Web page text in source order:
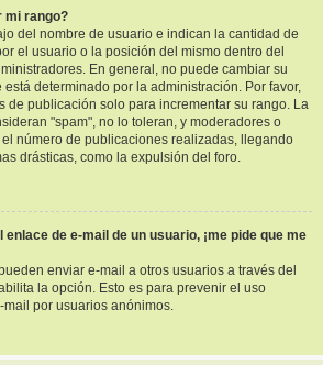
mi rango?
del nombre de usuario e indican la cantidad de
el usuario o la posición del mismo dentro del
En general, no puede cambiar su
determinado por la administración. Por favor,
de publicación solo para incrementar su rango. La
"spam", no lo toleran, y moderadores o
número de publicaciones realizadas, llegando
drásticas, como la expulsión del foro.
de e-mail de un usuario, ¡me pide que me
enviar e-mail a otros usuarios a través del
la opción. Esto es para prevenir el uso
por usuarios anónimos.